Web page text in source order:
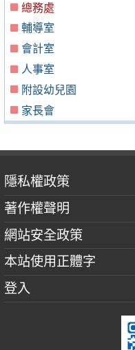
總務處
輔導室
會計室
人事室
附設幼兒園
家長會
隱私權政策
著作權聲明
網站安全政策
本站使用正體字
登入